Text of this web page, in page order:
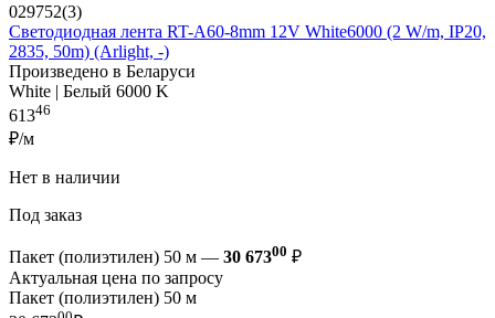
029752(3)
Светодиодная лента RT-A60-8mm 12V White6000 (2 W/m, IP20,
2835, 50m) (Arlight, -)
Произведено в Беларуси
White | Белый 6000 K
61346
₽/м
Нет в наличии
Под заказ
Пакет (полиэтилен) 50 м — 30 67300 ₽
Актуальная цена по запросу
Пакет (полиэтилен) 50 м